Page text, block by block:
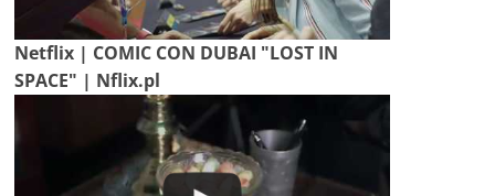
Netflix | COMIC CON DUBAI "LOST IN
SPACE" | Nflix.pl